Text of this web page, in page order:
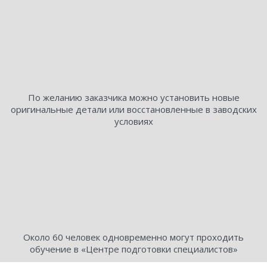
По желанию заказчика можно установить новые
оригинальные детали или восстановленные в заводских
условиях
Около 60 человек одновременно могут проходить
обучение в «Центре подготовки специалистов»